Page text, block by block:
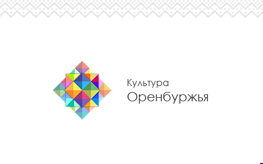
Культура
Оренбуржья